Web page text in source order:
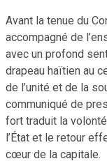
Avant la tenue du
accompagné de
avec un profond
drapeau haïtien au
de l’unité et de la
communiqué de
fort traduit la
l’État et le retour
cœur de la capitale.